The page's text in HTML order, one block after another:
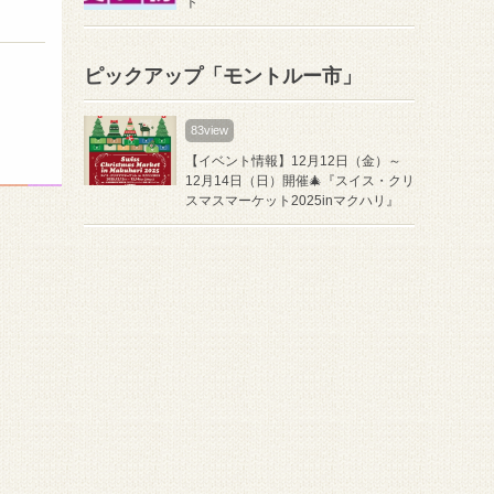
ピックアップ「モントルー市」
83view
【イベント情報】12月12日（金）～
12月14日（日）開催🎄『スイス・クリ
スマスマーケット2025inマクハリ』